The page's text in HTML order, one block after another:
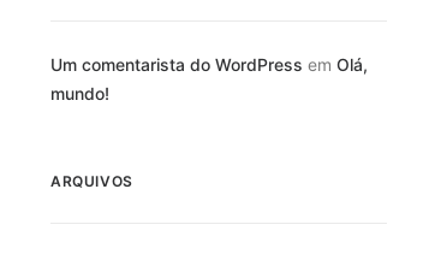
Um comentarista do WordPress em Olá,
mundo!
ARQUIVOS